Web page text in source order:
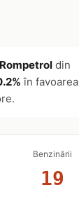
Rompetrol din
în favoarea
Benzinării
19